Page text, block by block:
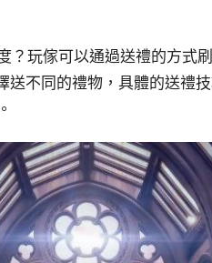
？玩傢可以通過送禮的方式
送不同的禮物，具體的送禮